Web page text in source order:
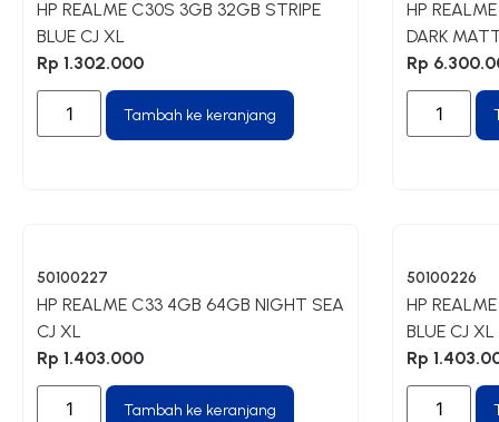
HP REALME C30S 3GB 32GB STRIPE
BLUE CJ XL
Rp 1.302.000
Tambah ke keranjang
HP
DARK
Rp
50100227
HP REALME C33 4GB 64GB NIGHT SEA
CJ XL
Rp 1.403.000
Tambah ke keranjang
50100226
HP
BLUE CJ XL
Rp